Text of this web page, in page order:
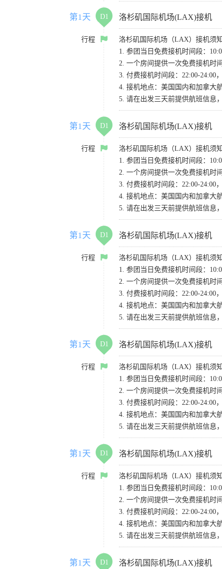
第1天 D1 洛杉矶国际机场(LAX)接机
行程
洛杉矶国际机场（LAX）接机须
1. 参团当日免费接机时间段：
2. 一个房间提供一次免费接机时
3. 付费接机时间段：22:00-24:00
4. 接机地点：美国国内和加拿大
5. 请在出发三天前提供航班信息
第1天 D1 洛杉矶国际机场(LAX)接机
行程
洛杉矶国际机场（LAX）接机须
1. 参团当日免费接机时间段：
2. 一个房间提供一次免费接机时
3. 付费接机时间段：22:00-24:00
4. 接机地点：美国国内和加拿大
5. 请在出发三天前提供航班信息
第1天 D1 洛杉矶国际机场(LAX)接机
行程
洛杉矶国际机场（LAX）接机须
1. 参团当日免费接机时间段：
2. 一个房间提供一次免费接机时
3. 付费接机时间段：22:00-24:00
4. 接机地点：美国国内和加拿大
5. 请在出发三天前提供航班信息
第1天 D1 洛杉矶国际机场(LAX)接机
行程
洛杉矶国际机场（LAX）接机须
1. 参团当日免费接机时间段：
2. 一个房间提供一次免费接机时
3. 付费接机时间段：22:00-24:00
4. 接机地点：美国国内和加拿大
5. 请在出发三天前提供航班信息
第1天 D1 洛杉矶国际机场(LAX)接机
行程
洛杉矶国际机场（LAX）接机须
1. 参团当日免费接机时间段：
2. 一个房间提供一次免费接机时
3. 付费接机时间段：22:00-24:00
4. 接机地点：美国国内和加拿大
5. 请在出发三天前提供航班信息
第1天 D1 洛杉矶国际机场(LAX)接机